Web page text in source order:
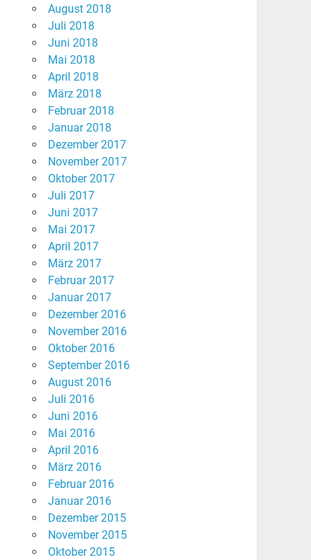
August 2018
Juli 2018
Juni 2018
Mai 2018
April 2018
März 2018
Februar 2018
Januar 2018
Dezember 2017
November 2017
Oktober 2017
Juli 2017
Juni 2017
Mai 2017
April 2017
März 2017
Februar 2017
Januar 2017
Dezember 2016
November 2016
Oktober 2016
September 2016
August 2016
Juli 2016
Juni 2016
Mai 2016
April 2016
März 2016
Februar 2016
Januar 2016
Dezember 2015
November 2015
Oktober 2015